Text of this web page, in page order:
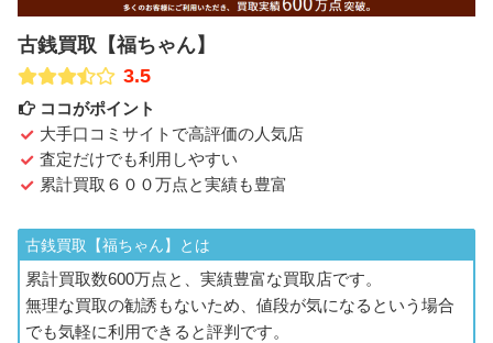
古銭買取【福ちゃん】
3.5
ココがポイント
大手口コミサイトで高評価の人気店
査定だけでも利用しやすい
累計買取６００万点と実績も豊富
古銭買取【福ちゃん】とは
累計買取数600万点と、実績豊富な買取店です。
無理な買取の勧誘もないため、値段が気になるという場合
でも気軽に利用できると評判です。